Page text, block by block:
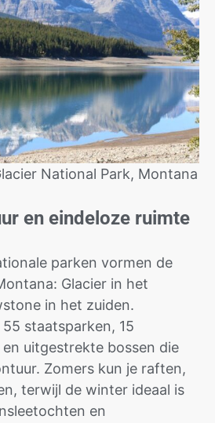
National Park, Montana
en eindeloze ruimte
parken vormen de
Glacier in het
in het zuiden.
staatsparken, 15
uitgestrekte bossen die
Zomers kun je raften,
terwijl de winter ideaal is
en